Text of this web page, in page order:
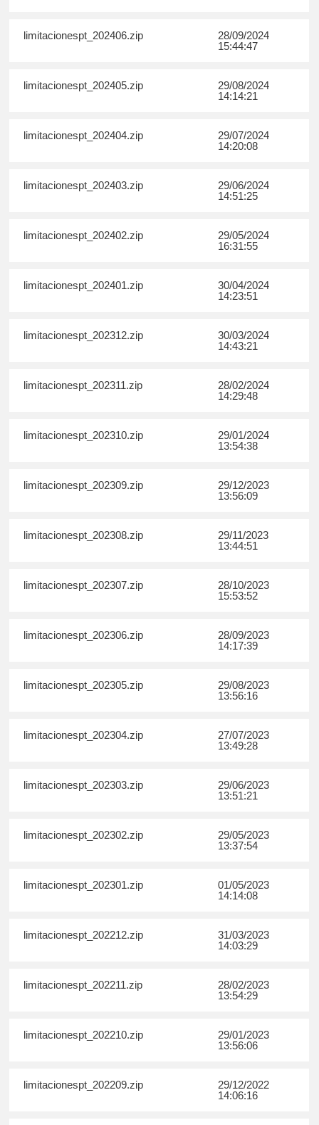
limitacionespt_202406.zip
28/09/2024
15:44:47
limitacionespt_202405.zip
29/08/2024
14:14:21
limitacionespt_202404.zip
29/07/2024
14:20:08
limitacionespt_202403.zip
29/06/2024
14:51:25
limitacionespt_202402.zip
29/05/2024
16:31:55
limitacionespt_202401.zip
30/04/2024
14:23:51
limitacionespt_202312.zip
30/03/2024
14:43:21
limitacionespt_202311.zip
28/02/2024
14:29:48
limitacionespt_202310.zip
29/01/2024
13:54:38
limitacionespt_202309.zip
29/12/2023
13:56:09
limitacionespt_202308.zip
29/11/2023
13:44:51
limitacionespt_202307.zip
28/10/2023
15:53:52
limitacionespt_202306.zip
28/09/2023
14:17:39
limitacionespt_202305.zip
29/08/2023
13:56:16
limitacionespt_202304.zip
27/07/2023
13:49:28
limitacionespt_202303.zip
29/06/2023
13:51:21
limitacionespt_202302.zip
29/05/2023
13:37:54
limitacionespt_202301.zip
01/05/2023
14:14:08
limitacionespt_202212.zip
31/03/2023
14:03:29
limitacionespt_202211.zip
28/02/2023
13:54:29
limitacionespt_202210.zip
29/01/2023
13:56:06
limitacionespt_202209.zip
29/12/2022
14:06:16